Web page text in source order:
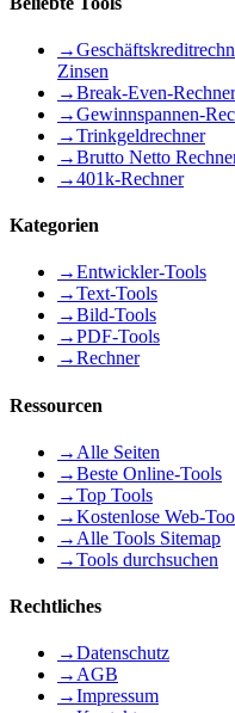
→
Zinsen
→Break-Even-Rechner
→Gewinnspannen-
→Trinkgeldrechner
→Brutto Netto
→401k-Rechner
Kategorien
→Entwickler-Tools
→Text-Tools
→Bild-Tools
→PDF-Tools
→Rechner
Ressourcen
→ Alle Seiten
→Beste Online-Tools
→Top Tools
→Kostenlose Web-
→ Alle Tools Sitemap
→Tools durchsuchen
Rechtliches
→Datenschutz
→AGB
→Impressum